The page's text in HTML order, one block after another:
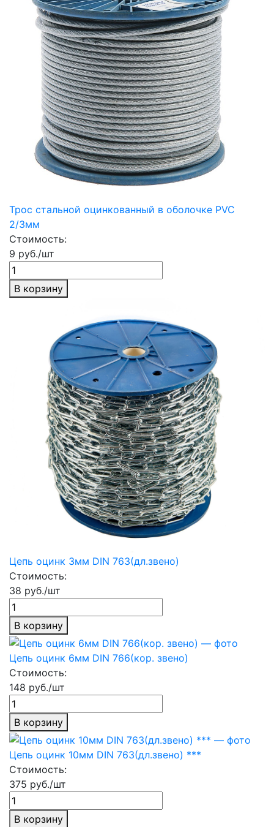
Трос стальной оцинкованный в оболочке PVC
2/3мм
Стоимость:
9 руб./шт
В корзину
Цепь оцинк 3мм DIN 763(дл.звено)
Стоимость:
38 руб./шт
В корзину
Цепь оцинк 6мм DIN 766(кор. звено)
Стоимость:
148 руб./шт
В корзину
Цепь оцинк 10мм DIN 763(дл.звено) ***
Стоимость:
375 руб./шт
В корзину